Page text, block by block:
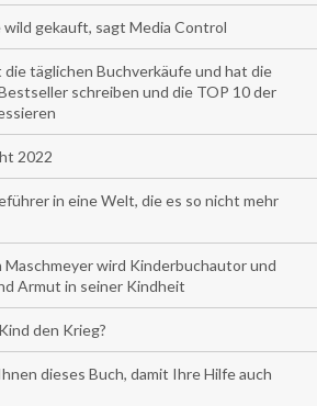
gekauft, sagt Media Control
täglichen Buchverkäufe und hat die
schreiben und die TOP 10 der
2022
in eine Welt, die es so nicht mehr
wird Kinderbuchautor und
Armut in seiner Kindheit
den Krieg?
dieses Buch, damit Ihre Hilfe auch